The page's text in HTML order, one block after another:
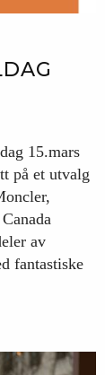
15.mars
på et utvalg
av
fantastiske